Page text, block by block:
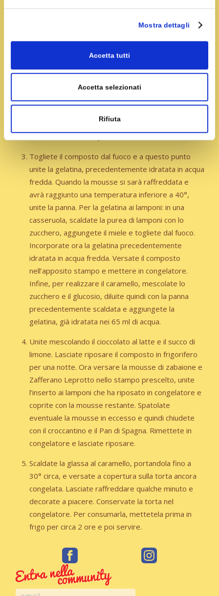
Mostra dettagli
Accetta tutti
Accetta selezionati
Rifiuta
Spagna a temperatura ambiente.
latte e aggiungete i wafer sbriciolati. Poi, con un
mattarello stendere il composto tra 2 fogli di carta
forno (1mm circa), rimuovete quindi la carta e
adagiate sul Pan di Spagna. Per la mousse, scaldare
zucchero, l’amido di riso, lo Zibibbo e lo Zafferano.
Unite il latte caldo e portate a ebollizione.
Togliete il composto dal fuoco e a questo punto
unite la gelatina, precedentemente idratata in acqua
fredda. Quando la mousse si sarà raffreddata e
avrà raggiunto una temperatura inferiore a 40°,
unite la panna. Per la gelatina ai lamponi: in una
casseruola, scaldate la purea di lamponi con lo
zucchero, aggiungete il miele e togliete dal fuoco.
Incorporate ora la gelatina precedentemente
idratata in acqua fredda. Versate il composto
nell’apposito stampo e mettere in congelatore.
Infine, per realizzare il caramello, mescolate lo
zucchero e il glucosio, diluite quindi con la panna
precedentemente scaldata e aggiungete la
gelatina, già idratata nei 65 ml di acqua.
Unite mescolando il cioccolato al latte e il succo di
limone. Lasciate riposare il composto in frigorifero
per una notte. Ora versare la mousse di zabaione e
Zafferano Leprotto nello stampo prescelto, unite
l’inserto ai lamponi che ha riposato in congelatore e
coprite con la mousse restante. Spatolate
eventuale la mousse in eccesso e quindi chiudete
con il croccantino e il Pan di Spagna. Rimettete in
congelatore e lasciate riposare.
Scaldate la glassa al caramello, portandola fino a
30° circa, e versate a copertura sulla torta ancora
congelata. Lasciate raffreddare qualche minuto e
decorate a piacere. Conservate la torta nel
congelatore. Per consumarla, mettetela prima in
frigo per circa 2 ore e poi servire.